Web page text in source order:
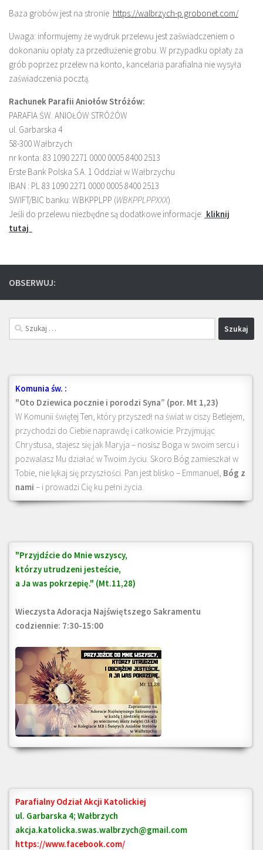
Baza grobów jest na stronie https://walbrzych-p.grobonet.com/
Uwaga: informujemy że wydruk przelewu jest zaświadczeniem o
dokonaniu opłaty za przedłużenie grobu. W przypadku opłaty za
grób poprzez przelew na konto, kancelaria parafialna nie wysyła
zaświadczenia pocztą.
Rachunek Parafii Aniołów Stróżów:
PARAFIA ŚW. ANIOŁÓW STRÓŻÓW
ul. Garbarska 4
58-300 Wałbrzych
nr konta: 83 1090 2271 0000 0005 8400 2513
Erste Bank Polska S.A. 1 Oddział w Wałbrzychu
IBAN : PL 83 1090 2271 0000 0005 8400 2513
SWIFT/BIC banku: WBKPPLPP (WBKPPLPPXXX)
Jeśli do przelewu niezbędne są dodatkowe informacje: kliknij
tutaj
OBSERWUJ:
Szukaj:
Komunia św. :
"Oto Dziewica pocznie i porodzi Syna” (por. Mt 1,23)
W Komunii świętej Ten, który przyszedł na świat w ciszy Betlejem,
przychodzi do Ciebie naprawdę i całkowicie. Przyjmując
Chrystusa, stajesz się jak Maryja – nosisz Boga w swoim sercu i
pozwalasz Mu działać w Twoim życiu. Skoro Bóg zamieszkał w
Tobie, nie lękaj się przyszłości. Pan jest blisko – Emmanuel, Bóg z
nami – i prowadzi Cię ku pełni życia.
"Przyjdźcie do Mnie wszyscy,
którzy utrudzeni jesteście,
a Ja was pokrzepię." (Mt.11,28)
Wieczysta Adoracja Najświętszego Sakramentu
codziennie: 7:30-15:00
Parafialny Odział Akcji Katolickiej
ul. Garbarska 4; Wałbrzych
akcja.katolicka.swas.walbrzych@gmail.com
https://www.facebook.com/